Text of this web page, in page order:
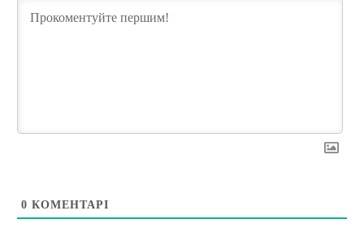
0 КОМЕНТАРІ